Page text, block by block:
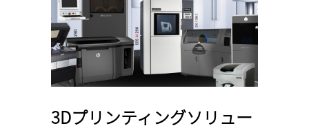
3Dプリンティングソリュー